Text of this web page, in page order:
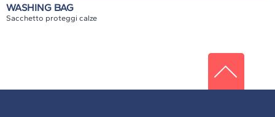
WASHING BAG
Sacchetto proteggi calze